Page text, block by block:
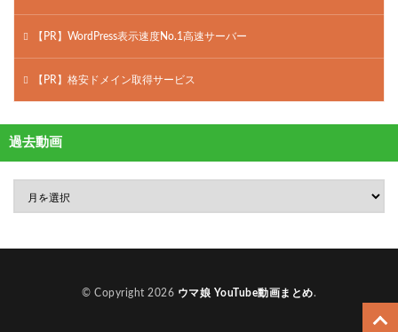
【PR】WordPress表示速度No.1高速サーバー
【PR】格安ドメイン取得サービス
過去動画
© Copyright 2026 ウマ娘 YouTube動画まとめ.